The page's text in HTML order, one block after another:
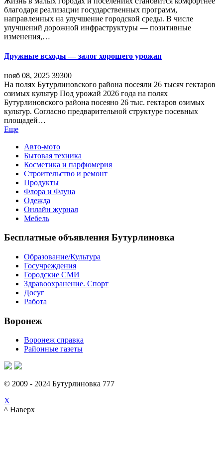
благодаря реализации государственных программ,
направленных на улучшение городской среды. В числе
улучшений дорожной инфраструктуры — позитивные
изменения,…
Дружные всходы — залог хорошего урожая
нояб 08, 2025 39300
На полях Бутурлиновского района посеяли 26 тысяч гектаров
озимых культур Под урожай 2026 года на полях
Бутурлиновского района посеяно 26 тыс. гектаров озимых
культур. Согласно предварительной структуре посевных
площадей…
Еще
Авто-мото
Бытовая техника
Косметика и парфюмерия
Строительство и ремонт
Продукты
Флора и Фауна
Одежда
Онлайн журнал
Мебель
Бесплатные объявления Бутурлиновка
Образование/Культура
Госучреждения
Городские СМИ
Здравоохранение. Спорт
Досуг
Работа
Воронеж
Воронеж справка
Районные газеты
© 2009 - 2024 Бутурлиновка 777
X
^ Наверх